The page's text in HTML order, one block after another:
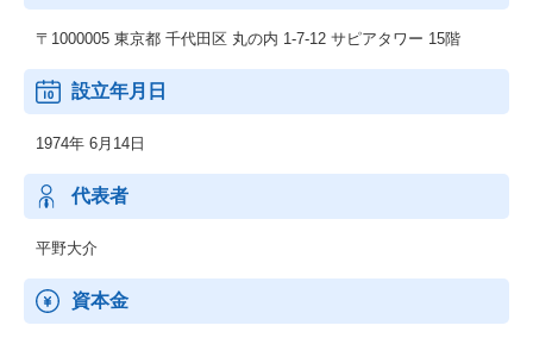
〒1000005 東京都 千代田区 丸の内 1-7-12 サピアタワー 15階
設立年月日
1974年 6月14日
代表者
平野大介
資本金